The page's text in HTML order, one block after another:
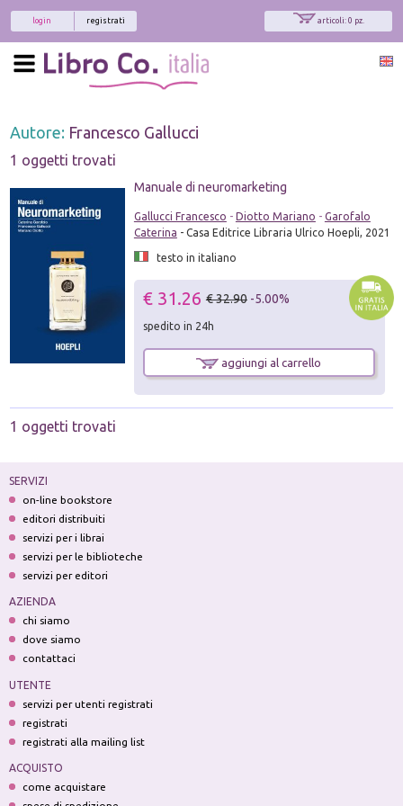
articoli: 0 pz.
registrati
login
Autore: Francesco Gallucci
1 oggetti trovati
Manuale di neuromarketing
Gallucci Francesco - Diotto Mariano - Garofalo
Caterina - Casa Editrice Libraria Ulrico Hoepli, 2021
testo in italiano
€ 31.26 € 32.90 -5.00%
spedito in 24h
aggiungi al carrello
1 oggetti trovati
SERVIZI
on-line bookstore
editori distribuiti
servizi per i librai
servizi per le biblioteche
servizi per editori
AZIENDA
chi siamo
dove siamo
contattaci
UTENTE
servizi per utenti registrati
registrati
registrati alla mailing list
ACQUISTO
come acquistare